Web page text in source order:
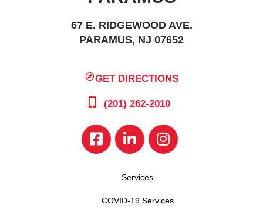
67 E. RIDGEWOOD AVE.
PARAMUS, NJ 07652
GET DIRECTIONS
(201) 262-2010
Services
COVID-19 Services